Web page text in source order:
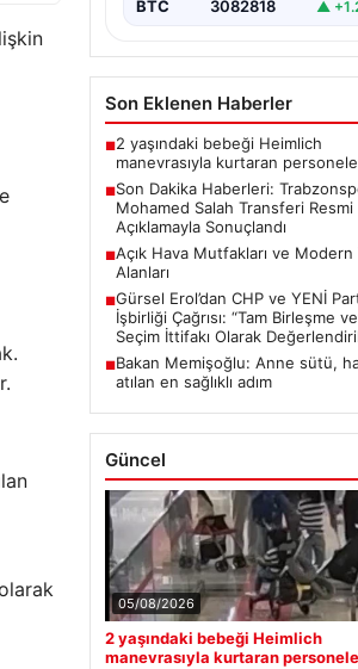
BTC 3082818 ▲
Son Eklenen Haberler
■2 yaşındaki bebeği Heimlich
manevrasıyla kurtaran
■Son Dakika Haberleri:
Mohamed Salah Transferi Resmi
Açıklamayla Sonuçlandı
■Açık Hava Mutfakları ve Modern
Alanları
■Gürsel Erol’dan CHP ve YENİ
İşbirliği Çağrısı: “Tam Birleşme
Seçim İttifakı Olarak
■Bakan Memişoğlu: Anne sütü,
atılan en sağlıklı adım
Güncel
05/08/2026
2 yaşındaki bebeği Heimlich
manevrasıyla kurtaran